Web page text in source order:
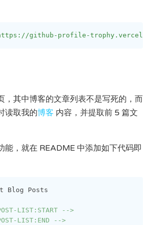
github-profile-trophy.vercel.app/
，其中博客的文章列表不是写死的，而
读取我的博客 内容，并提取前 5 篇文
能，就在 README 中添加如下代码即
Blog Posts
LIST:START -->
LIST:END -->